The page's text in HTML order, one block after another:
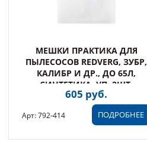
МЕШКИ ПРАКТИКА ДЛЯ
ПЫЛЕСОСОВ REDVERG, ЗУБР,
КАЛИБР И ДР., ДО 65Л,
СИНТЕТИКА, УП. 2ШТ.
605 руб.
ПОДРОБНЕЕ
Арт: 792-414